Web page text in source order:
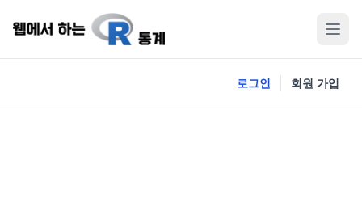
로그인 회원 가입